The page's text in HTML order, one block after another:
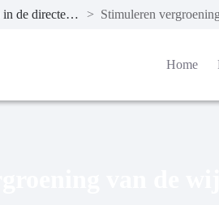
Meer groen in de directe omgeving >
Home